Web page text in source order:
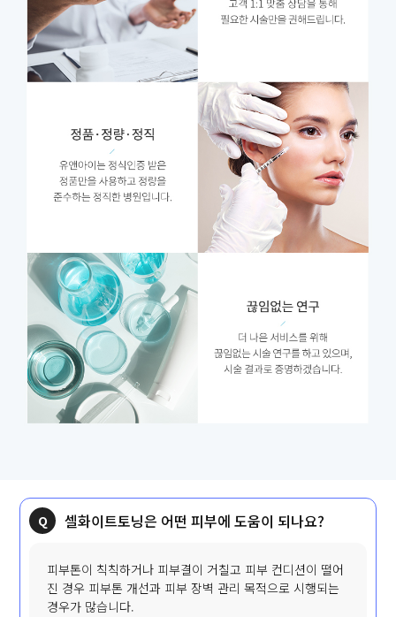
셀화이트토닝은 어떤 피부에 도움이 되나요?
피부톤이 칙칙하거나 피부결이 거칠고 피부 컨디션이 떨어
진 경우 피부톤 개선과 피부 장벽 관리 목적으로 시행되는
경우가 많습니다.